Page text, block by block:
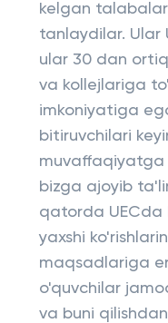
kelgan talabalar
tanlaydilar. Ular
ular 30 dan
va kollejlariga
imkoniyatiga
bitiruvchilari
muvaffaqiyatga
bizga ajoyib
qatorda UECda
yaxshi
maqsadlariga
o'quvchilar
va buni